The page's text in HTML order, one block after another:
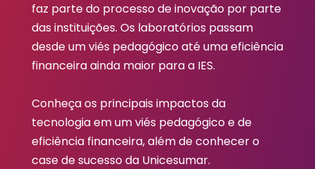
faz parte do processo de inovação por parte
das instituições. Os laboratórios passam
desde um viés pedagógico até uma eficiência
financeira ainda maior para a IES.
Conheça os principais impactos da
tecnologia em um viés pedagógico e de
eficiência financeira, além de conhecer o
case de sucesso da Unicesumar.